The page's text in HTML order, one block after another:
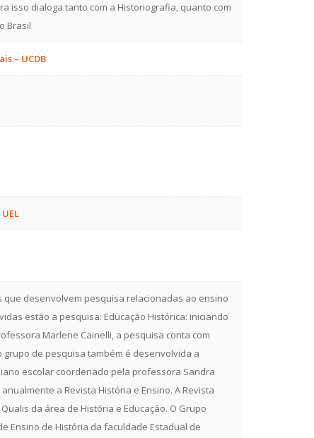
isso dialoga tanto com a Historiografia, quanto com
Brasil
– UCDB
desenvolvem pesquisa relacionadas ao ensino
estão a pesquisa: Educação Histórica: iniciando
Marlene Cainelli, a pesquisa conta com
de pesquisa também é desenvolvida a
escolar coordenado pela professora Sandra
a Revista História e Ensino. A Revista
da área de História e Educação. O Grupo
Ensino de História da faculdade Estadual de